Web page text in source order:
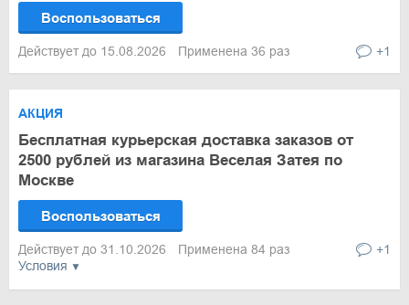
Воспользоваться
Действует до 15.08.2026 Применена 36 раз +1
Условия
АКЦИЯ
Бесплатная курьерская доставка заказов от
2500 рублей из магазина Веселая Затея по
Москве
Воспользоваться
Действует до 31.10.2026 Применена 84 раз +1